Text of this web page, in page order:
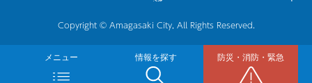
メニュー 情報を探す 防災・消防・緊急
Copyright © Amagasaki City, All Rights Reserved.